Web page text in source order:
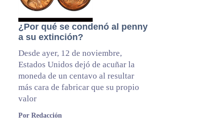
¿Por qué se condenó al penny
a su extinción?
Desde ayer, 12 de noviembre,
Estados Unidos dejó de acuñar la
moneda de un centavo al resultar
más cara de fabricar que su propio
valor
Por Redacción